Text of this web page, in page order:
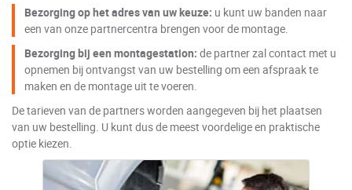
Bezorging op het adres van uw keuze: u kunt uw banden naar
een van onze partnercentra brengen voor de montage.
Bezorging bij een montagestation: de partner zal contact met u
opnemen bij ontvangst van uw bestelling om een afspraak te
maken en de montage uit te voeren.
De tarieven van de partners worden aangegeven bij het plaatsen
van uw bestelling. U kunt dus de meest voordelige en praktische
optie kiezen.